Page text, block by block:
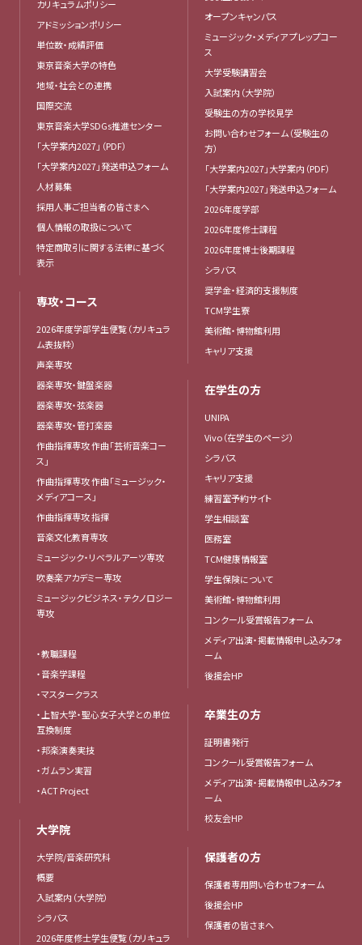
カリキュラムポリシー
アドミッションポリシー
単位数・成績評価
東京音楽大学の特色
地域・社会との連携
国際交流
東京音楽大学SDGs推進センター
「大学案内2027」（PDF）
「大学案内2027」発送申込フォーム
人材募集
採用人事ご担当者の皆さまへ
個人情報の取扱について
特定商取引に関する法律に基づく
表示
専攻・コース
2026年度学部学生便覧（カリキュラ
ム表抜粋）
声楽専攻
器楽専攻・鍵盤楽器
器楽専攻・弦楽器
器楽専攻・管打楽器
作曲指揮専攻 作曲「芸術音楽コー
ス」
作曲指揮専攻 作曲「ミュージック・
メディアコース」
作曲指揮専攻 指揮
音楽文化教育専攻
ミュージック・リベラルアーツ専攻
吹奏楽アカデミー専攻
ミュージックビジネス・テクノロジー
専攻
・教職課程
・音楽学課程
・マスタークラス
・上智大学・聖心女子大学との単位
互換制度
・邦楽演奏実技
・ガムラン実習
・ACT Project
大学院
大学院/音楽研究科
概要
入試案内（大学院）
シラバス
2026年度修士学生便覧（カリキュラ
オープンキャンパス
ミュージック・メディア プレップコー
ス
大学受験講習会
入試案内（大学院）
受験生の方の学校見学
お問い合わせフォーム（受験生の
方）
「大学案内2027」大学案内（PDF）
「大学案内2027」発送申込フォーム
2026年度学部
2026年度修士課程
2026年度博士後期課程
シラバス
奨学金・経済的支援制度
TCM学生寮
美術館・博物館利用
キャリア支援
在学生の方
UNIPA
Vivo（在学生のページ）
シラバス
キャリア支援
練習室予約サイト
学生相談室
医務室
TCM健康情報室
学生保険について
美術館・博物館利用
コンクール受賞報告フォーム
メディア出演・掲載情報申し込みフォ
ーム
後援会HP
卒業生の方
証明書発行
コンクール受賞報告フォーム
メディア出演・掲載情報申し込みフォ
ーム
校友会HP
保護者の方
保護者専用問い合わせフォーム
後援会HP
保護者の皆さまへ